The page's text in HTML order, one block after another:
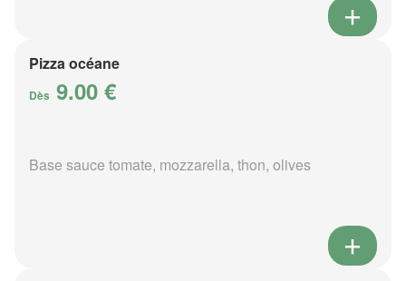
Pizza océane
Dès 9.00 €
Base sauce tomate, mozzarella, thon, olives